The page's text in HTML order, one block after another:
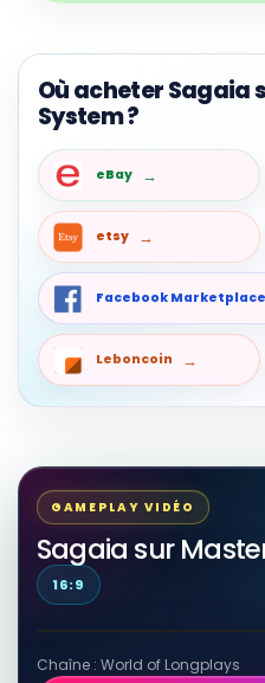
Où acheter Sagaia
System ?
eBay
etsy
Facebook Marketplace
Leboncoin
GAMEPLAY VIDÉO
Sagaia sur
16:9
Chaîne : World of Longplays